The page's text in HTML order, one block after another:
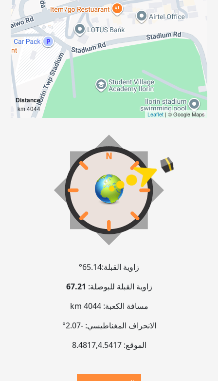
Distance
4044 km
Leaflet| © Google Maps
زاوية القبلة:65.14°
زاوية القبلة للبوصلة: 67.21
مسافة الكعبة:4044 km
الانحراف المغناطيسي:-2.07°
الموقع:
8.4817,4.5417